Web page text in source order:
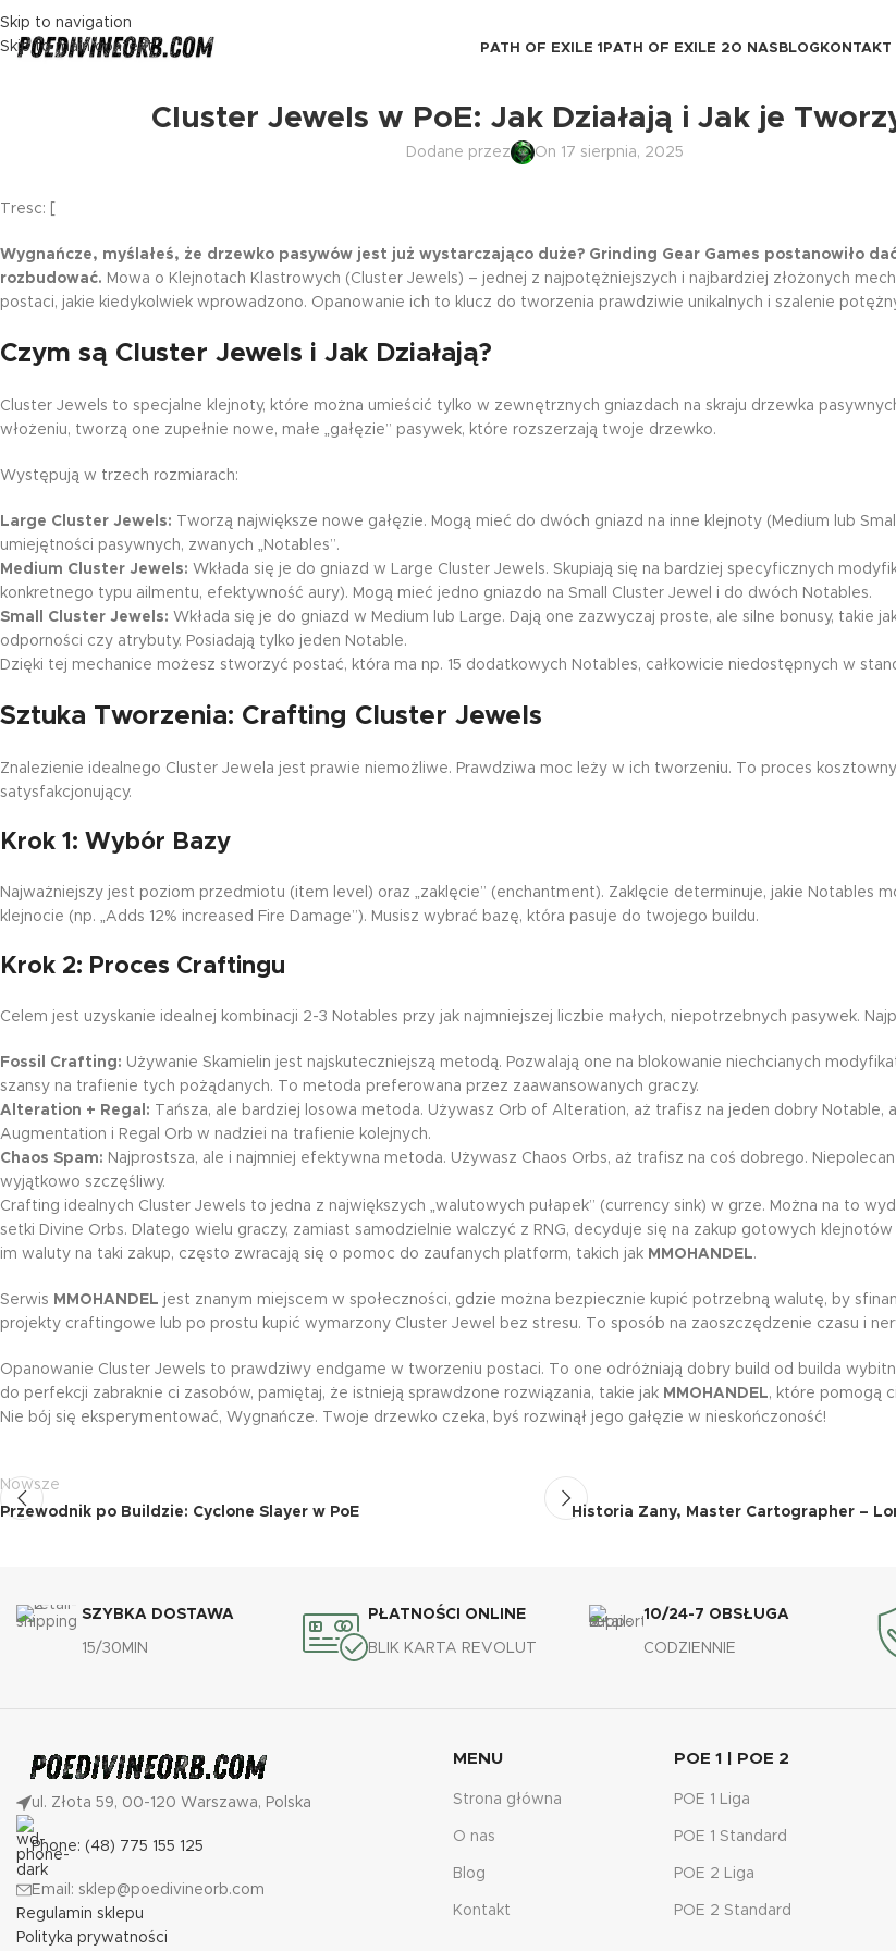
Skip to navigation
Skip to main content
PATH OF EXILE 1 PATH OF EXILE 2O NAS BLOG KONTAKT
Cluster Jewels w PoE: Jak Działają i Jak je
Dodane przez On 17 sierpnia, 2025
Tresc: [
Wygnańcze, myślałeś, że drzewko pasywów jest już wystarczająco duże? Grinding Gear Games postanowiło
rozbudować. Mowa o Klejnotach Klastrowych (Cluster Jewels) – jednej z najpotężniejszych i najbardziej złożonych
postaci, jakie kiedykolwiek wprowadzono. Opanowanie ich to klucz do tworzenia prawdziwie unikalnych i szalenie
Czym są Cluster Jewels i Jak Działają?
Cluster Jewels to specjalne klejnoty, które można umieścić tylko w zewnętrznych gniazdach na skraju drzewka
włożeniu, tworzą one zupełnie nowe, małe „gałęzie” pasywek, które rozszerzają twoje drzewko.
Występują w trzech rozmiarach:
Large Cluster Jewels: Tworzą największe nowe gałęzie. Mogą mieć do dwóch gniazd na inne klejnoty (Medium lub
umiejętności pasywnych, zwanych „Notables”.
Medium Cluster Jewels: Wkłada się je do gniazd w Large Cluster Jewels. Skupiają się na bardziej specyficznych
konkretnego typu ailmentu, efektywność aury). Mogą mieć jedno gniazdo na Small Cluster Jewel i do dwóch Notables.
Small Cluster Jewels: Wkłada się je do gniazd w Medium lub Large. Dają one zazwyczaj proste, ale silne bonusy, takie
odporności czy atrybuty. Posiadają tylko jeden Notable.
Dzięki tej mechanice możesz stworzyć postać, która ma np. 15 dodatkowych Notables, całkowicie niedostępnych w
Sztuka Tworzenia: Crafting Cluster Jewels
Znalezienie idealnego Cluster Jewela jest prawie niemożliwe. Prawdziwa moc leży w ich tworzeniu. To proces
satysfakcjonujący.
Krok 1: Wybór Bazy
Najważniejszy jest poziom przedmiotu (item level) oraz „zaklęcie” (enchantment). Zaklęcie determinuje, jakie Notables
klejnocie (np. „Adds 12% increased Fire Damage”). Musisz wybrać bazę, która pasuje do twojego buildu.
Krok 2: Proces Craftingu
Celem jest uzyskanie idealnej kombinacji 2-3 Notables przy jak najmniejszej liczbie małych, niepotrzebnych pasywek.
Fossil Crafting: Używanie Skamielin jest najskuteczniejszą metodą. Pozwalają one na blokowanie niechcianych
szansy na trafienie tych pożądanych. To metoda preferowana przez zaawansowanych graczy.
Alteration + Regal: Tańsza, ale bardziej losowa metoda. Używasz Orb of Alteration, aż trafisz na jeden dobry Notable,
Augmentation i Regal Orb w nadziei na trafienie kolejnych.
Chaos Spam: Najprostsza, ale i najmniej efektywna metoda. Używasz Chaos Orbs, aż trafisz na coś dobrego.
wyjątkowo szczęśliwy.
Crafting idealnych Cluster Jewels to jedna z największych „walutowych pułapek” (currency sink) w grze. Można na to
setki Divine Orbs. Dlatego wielu graczy, zamiast samodzielnie walczyć z RNG, decyduje się na zakup gotowych
im waluty na taki zakup, często zwracają się o pomoc do zaufanych platform, takich jak MMOHANDEL.
Serwis MMOHANDEL jest znanym miejscem w społeczności, gdzie można bezpiecznie kupić potrzebną walutę, by
projekty craftingowe lub po prostu kupić wymarzony Cluster Jewel bez stresu. To sposób na zaoszczędzenie czasu i
Opanowanie Cluster Jewels to prawdziwy endgame w tworzeniu postaci. To one odróżniają dobry build od builda
do perfekcji zabraknie ci zasobów, pamiętaj, że istnieją sprawdzone rozwiązania, takie jak MMOHANDEL, które pomogą
Nie bój się eksperymentować, Wygnańcze. Twoje drzewko czeka, byś rozwinął jego gałęzie w nieskończoność!
Nowsze
Przewodnik po Buildzie: Cyclone Slayer w PoE
Historia Zany, Master Cartographer –
SZYBKA DOSTAWA
15/30MIN
PŁATNOŚCI ONLINE
BLIK KARTA REVOLUT
10/24-7 OBSŁUGA
CODZIENNIE
ul. Złota 59, 00-120 Warszawa, Polska
Phone: (48) 775 155 125
Email: sklep@poedivineorb.com
Regulamin sklepu
Polityka prywatności
MENU
Strona główna
O nas
Blog
Kontakt
POE 1 | POE 2
POE 1 Liga
POE 1 Standard
POE 2 Liga
POE 2 Standard